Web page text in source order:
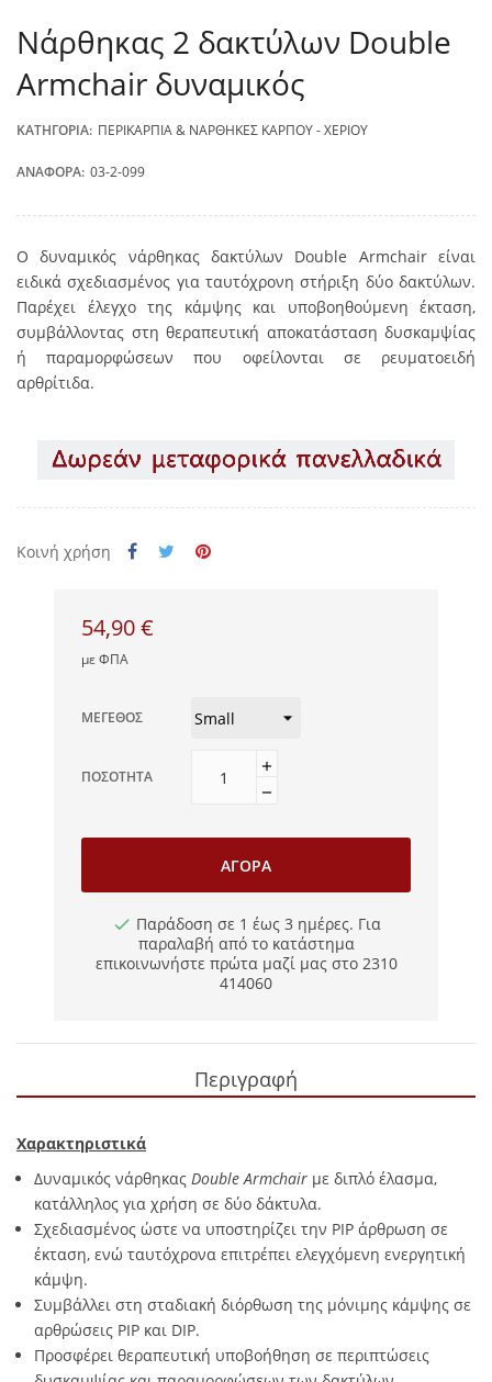
Νάρθηκας 2 δακτύλων Double
Armchair δυναμικός
ΚΑΤΗΓΟΡΊΑ: ΠΕΡΙΚΆΡΠΙΑ & ΝΆΡΘΗΚΕΣ ΚΑΡΠΟΎ - ΧΕΡΙΟΎ
ΑΝΑΦΟΡΆ: 03-2-099
Ο δυναμικός νάρθηκας δακτύλων Double Armchair είναι
ειδικά σχεδιασμένος για ταυτόχρονη στήριξη δύο δακτύλων.
Παρέχει έλεγχο της κάμψης και υποβοηθούμενη έκταση,
συμβάλλοντας στη θεραπευτική αποκατάσταση δυσκαμψίας
ή παραμορφώσεων που οφείλονται σε ρευματοειδή
αρθρίτιδα.
Κοινή χρήση
54,90 €
με ΦΠΑ
ΜΈΓΕΘΟΣ
ΠΟΣΌΤΗΤΑ
ΑΓΟΡΆ
Παράδοση σε 1 έως 3 ημέρες. Για
παραλαβή από το κατάστημα
επικοινωνήστε πρώτα μαζί μας στο 2310
414060
Περιγραφή
Χαρακτηριστικά
Δυναμικός νάρθηκας Double Armchair με διπλό έλασμα,
κατάλληλος για χρήση σε δύο δάκτυλα.
Σχεδιασμένος ώστε να υποστηρίζει την PIP άρθρωση σε
έκταση, ενώ ταυτόχρονα επιτρέπει ελεγχόμενη ενεργητική
κάμψη.
Συμβάλλει στη σταδιακή διόρθωση της μόνιμης κάμψης σε
αρθρώσεις PIP και DIP.
Προσφέρει θεραπευτική υποβοήθηση σε περιπτώσεις